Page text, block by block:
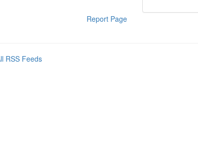
Report Page
RSS Feeds